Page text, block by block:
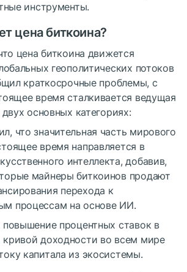
инструменты.
цена биткоина?
цена биткоина движется
геополитических потоков
краткосрочные проблемы, с
время сталкивается ведущая
основных категориях:
что значительная часть мирового
время направляется в
интеллекта, добавив,
майнеры биткоинов продают
перехода к
процессам на основе ИИ.
повышение процентных ставок в
кривой доходности во всем мире
капитала из экосистемы.